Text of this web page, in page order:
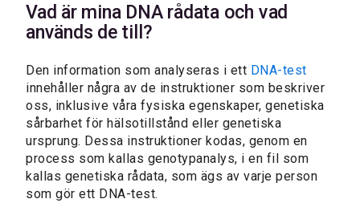
Vad är mina DNA rådata och vad
används de till?
Den information som analyseras i ett DNA-test
innehåller några av de instruktioner som beskriver
oss, inklusive våra fysiska egenskaper, genetiska
sårbarhet för hälsotillstånd eller genetiska
ursprung. Dessa instruktioner kodas, genom en
process som kallas genotypanalys, i en fil som
kallas genetiska rådata, som ägs av varje person
som gör ett DNA-test.